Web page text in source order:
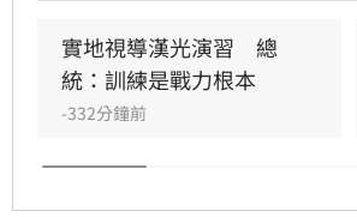
施城鎮韌性演習，屆時將發放「
機告警訊息。
實地視導漢光演習　總
統：訓練是戰力根本
-332分鐘前